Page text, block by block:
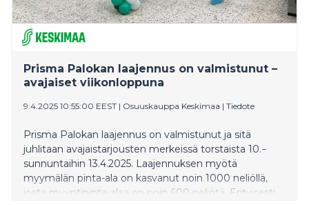
Prisma Palokan laajennus on valmistunut –
avajaiset viikonloppuna
9.4.2025 10:55:00 EEST | Osuuskauppa Keskimaa | Tiedote
Prisma Palokan laajennus on valmistunut ja sitä
juhlitaan avajaistarjousten merkeissä torstaista 10.−
sunnuntaihin 13.4.2025. Laajennuksen myötä
myymälän pinta-ala on kasvanut noin 1000 neliöllä,
josta myyntipinta-alaa on noin 600 neliötä. Erityisesti